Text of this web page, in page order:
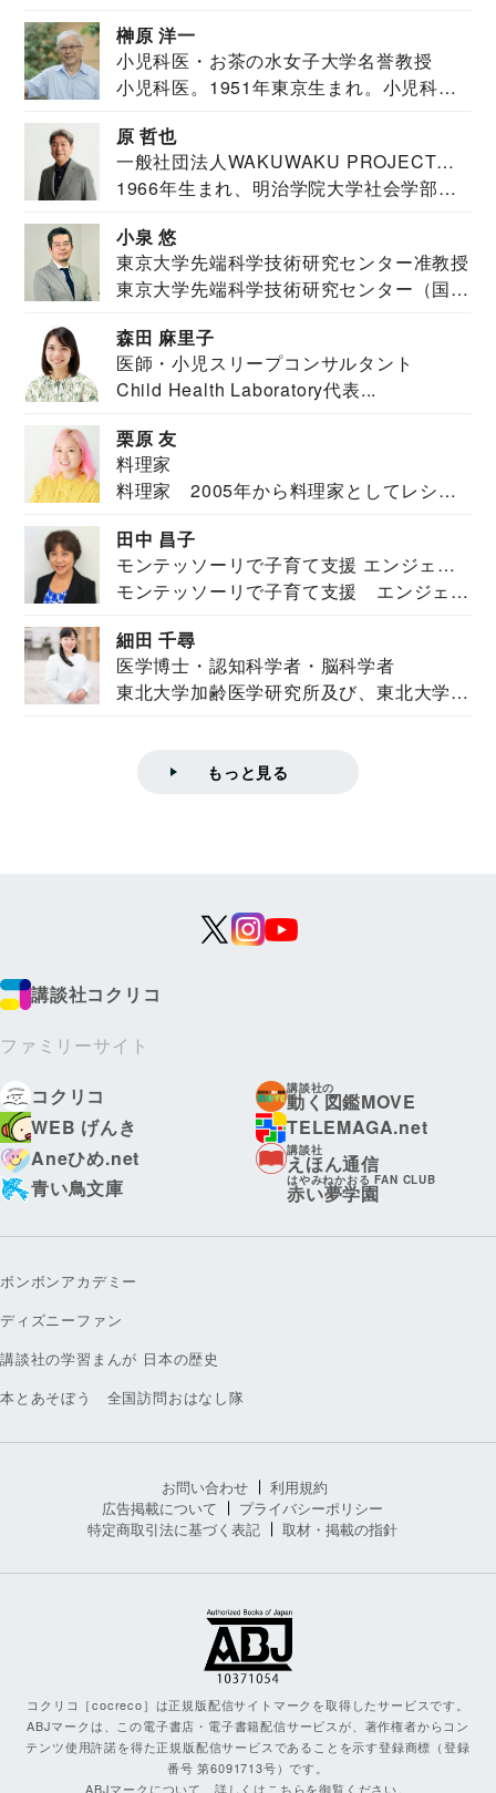
榊原 洋一
小児科医・お茶の水女子大学名誉教授
小児科医。1951年東京生まれ。小児科
原 哲也
一般社団法人WAKUWAKU PROJECT
JAPAN代表・言語聴覚士・社会福祉士
1966年生まれ、明治学院大学社会学部福
小泉 悠
東京大学先端科学技術研究センター准教授
東京大学先端科学技術研究センター（国際
森田 麻里子
医師・小児スリープコンサルタント
Child Health Laboratory代表...
栗原 友
料理家
料理家 2005年から料理家としてレシピ
田中 昌子
モンテッソーリで子育て支援 エンジェル
ズハウス研究所所長
モンテッソーリで子育て支援 エンジェル
細田 千尋
医学博士・認知科学者・脳科学者
東北大学加齢医学研究所及び、東北大学大
もっと見る
講談社コクリコ
ファミリーサイト
コクリコ
講談社の
動く図鑑MOVE
WEB げんき
TELEMAGA.net
Aneひめ.net
講談社
えほん通信
青い鳥文庫
はやみねかおる FAN CLUB
赤い夢学園
ボンボンアカデミー
ディズニーファン
講談社の学習まんが 日本の歴史
本とあそぼう 全国訪問おはなし隊
お問い合わせ
利用規約
広告掲載について
プライバシーポリシー
特定商取引法に基づく表記
取材・掲載の指針
コクリコ［cocreco］は正規版配信サイトマークを取得したサービスです。
ABJマークは、この電子書店・電子書籍配信サービスが、著作権者からコン
テンツ使用許諾を得た正規版配信サービスであることを示す登録商標（登録
番号 第6091713号）です。
ABJマークについて、詳しくはこちらを御覧ください。